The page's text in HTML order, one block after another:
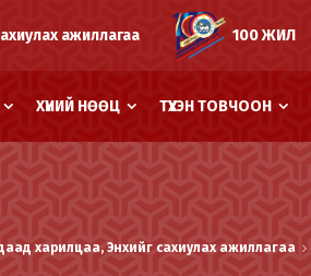
ажиллагаа 100 ЖИЛ
ХҮНИЙ НӨӨЦ ТҮҮХЭН ТОВЧООН
харилцаа, Энхийг сахиулах ажиллагаа